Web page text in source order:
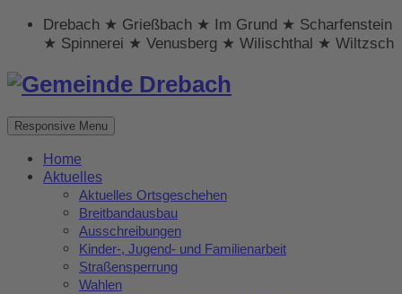
Drebach ★ Grießbach ★ Im Grund ★ Scharfenstein
★ Spinnerei ★ Venusberg ★ Wilischthal ★ Wiltzsch
Responsive Menu
Home
Aktuelles
Aktuelles Ortsgeschehen
Breitbandausbau
Ausschreibungen
Kinder-, Jugend- und Familienarbeit
Straßensperrung
Wahlen